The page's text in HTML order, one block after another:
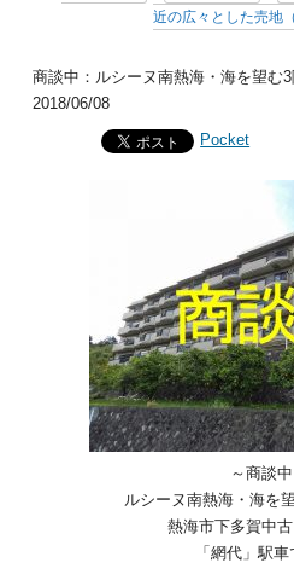
近の広々とした売地
商談中：ルシーヌ南熱海・海を望む3
2018/06/08
Pocket
～商談中
ルシーヌ南熱海・海を
熱海市下多賀中
「網代」駅